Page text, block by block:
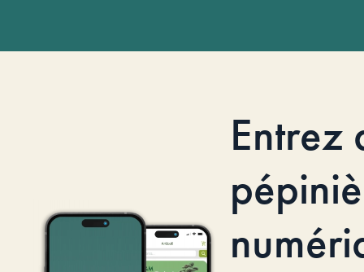
Entrez